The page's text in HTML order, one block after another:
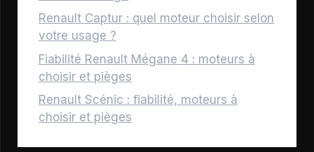
Renault Captur : quel moteur choisir selon
votre usage ?
Fiabilité Renault Mégane 4 : moteurs à
choisir et pièges
Renault Scénic : fiabilité, moteurs à
choisir et pièges